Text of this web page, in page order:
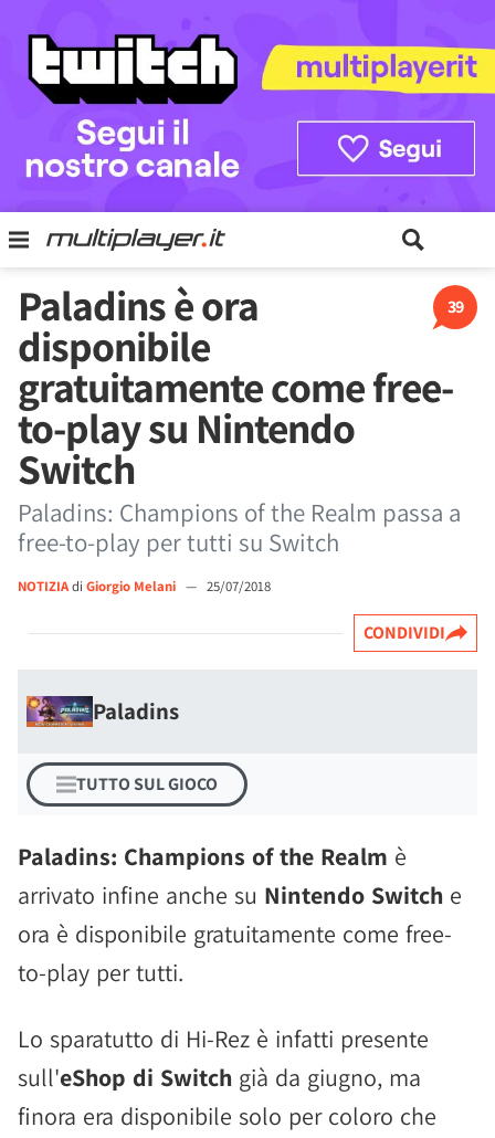
39
Paladins è ora
disponibile
gratuitamente come free-
to-play su Nintendo
Switch
Paladins: Champions of the Realm passa a
free-to-play per tutti su Switch
NOTIZIAdi Giorgio Melani — 25/07/2018
CONDIVIDI
Paladins
TUTTO SUL GIOCO
Paladins: Champions of the Realm è
arrivato infine anche su Nintendo Switch e
ora è disponibile gratuitamente come free-
to-play per tutti.
Lo sparatutto di Hi-Rez è infatti presente
sull'eShop di Switch già da giugno, ma
finora era disponibile solo per coloro che